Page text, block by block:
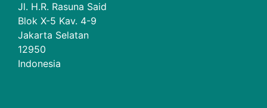
Jl. H.R. Rasuna Said
Blok X-5 Kav. 4-9
Jakarta Selatan
12950
Indonesia